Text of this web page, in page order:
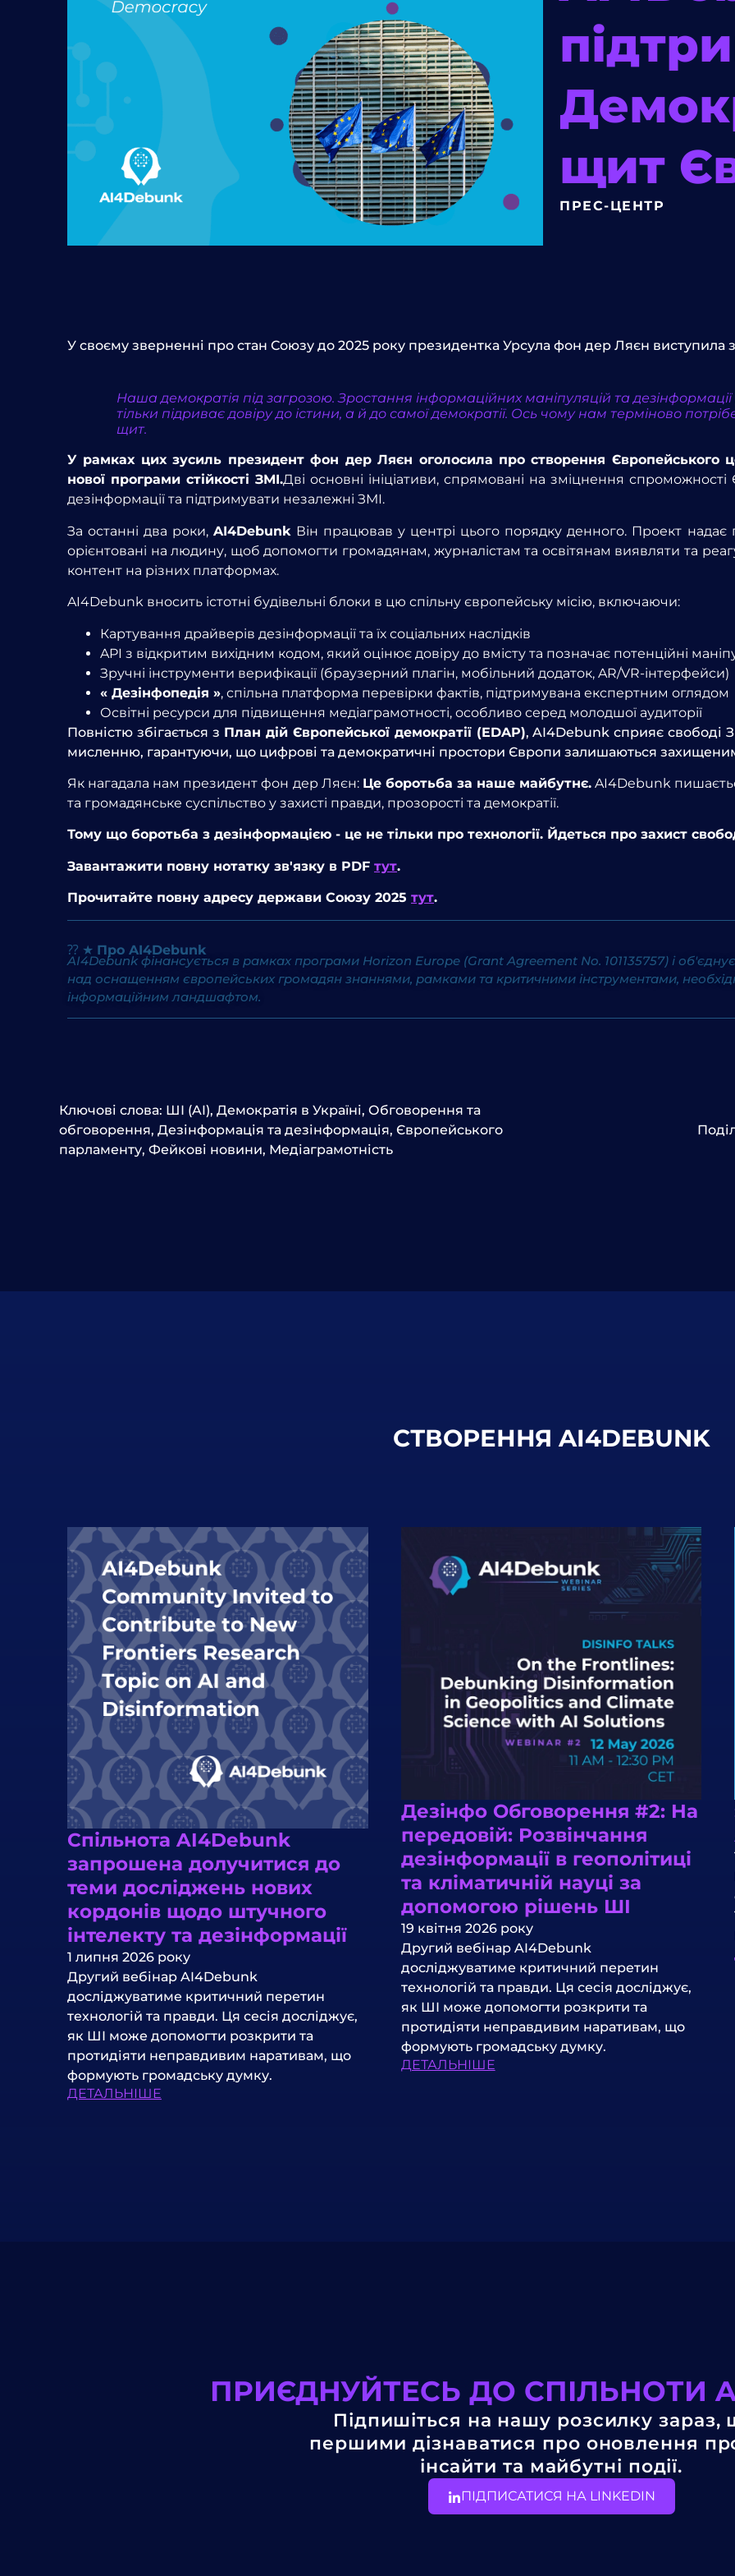
щит
ПРЕС-ЦЕНТР
У своєму зверненні про стан Союзу до 2025 року президентка Урсула фон дер Ляєн
Наша демократія під загрозою. Зростання інформаційних маніпуляцій та дезінформації
тільки підриває довіру до істини, а й до самої демократії. Ось чому нам терміново
щит.
У рамках цих зусиль президент фон дер Ляєн оголосила про створення Європейського
нової програми стійкості ЗМІ.Дві основні ініціативи, спрямовані на зміцнення
дезінформації та підтримувати незалежні ЗМІ.
За останні два роки,AI4DebunkВін працював у центрі цього порядку денного. Проект надає
орієнтовані на людину, щоб допомогти громадянам, журналістам та освітянам виявляти та
контент на різних платформах.
AI4Debunk вносить істотні будівельні блоки в цю спільну європейську місію, включаючи:
Картування драйверів дезінформації та їх соціальних наслідків
API з відкритим вихідним кодом, який оцінює довіру до вмісту та позначає потенційні
Зручні інструменти верифікації (браузерний плагін, мобільний додаток, AR/VR-інтерфейси)
« Дезінфопедія », спільна платформа перевірки фактів, підтримувана експертним оглядом
Освітні ресурси для підвищення медіаграмотності, особливо серед молодшої аудиторії
Повністю збігається з План дій Європейської демократії (EDAP), AI4Debunk сприяє свободі
мисленню, гарантуючи, що цифрові та демократичні простори Європи залишаються
Як нагадала нам президент фон дер Ляєн: Це боротьба за наше майбутнє. AI4Debunk
та громадянське суспільство у захисті правди, прозорості та демократії.
Тому що боротьба з дезінформацією - це не тільки про технології. Йдеться про захист
Завантажити повну нотатку зв'язку в PDF тут.
Прочитайте повну адресу держави Союзу 2025 тут.
⁇ ★ Про AI4Debunk
AI4Debunk фінансується в рамках програми Horizon Europe (Grant Agreement No. 101135757) і
над оснащенням європейських громадян знаннями, рамками та критичними інструментами,
інформаційним ландшафтом.
Ключові слова: ШІ (AI), Демократія в Україні, Обговорення та
обговорення, Дезінформація та дезінформація, Європейського
парламенту, Фейкові новини, Медіаграмотність
СТВОРЕННЯ AI4DEBUNK
Спільнота AI4Debunk
запрошена долучитися до
теми досліджень нових
кордонів щодо штучного
інтелекту та дезінформації
1 липня 2026 року
Другий вебінар AI4Debunk
досліджуватиме критичний перетин
технологій та правди. Ця сесія досліджує,
як ШІ може допомогти розкрити та
протидіяти неправдивим наративам, що
формують громадську думку.
ДЕТАЛЬНІШЕ
Дезінфо Обговорення #2: На
передовій: Розвінчання
дезінформації в геополітиці
та кліматичній науці за
допомогою рішень ШІ
19 квітня 2026 року
Другий вебінар AI4Debunk
досліджуватиме критичний перетин
технологій та правди. Ця сесія досліджує,
як ШІ може допомогти розкрити та
протидіяти неправдивим наративам, що
формують громадську думку.
ДЕТАЛЬНІШЕ
ПРИЄДНУЙТЕСЬ ДО СПІЛЬНОТИ
Підпишіться на нашу розсилку зараз,
першими дізнаватися про оновлення
інсайти та майбутні події.
ПІДПИСАТИСЯ НА LINKEDIN